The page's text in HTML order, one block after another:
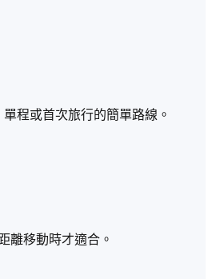
程或首次旅行的簡單路線。
離移動時才適合。